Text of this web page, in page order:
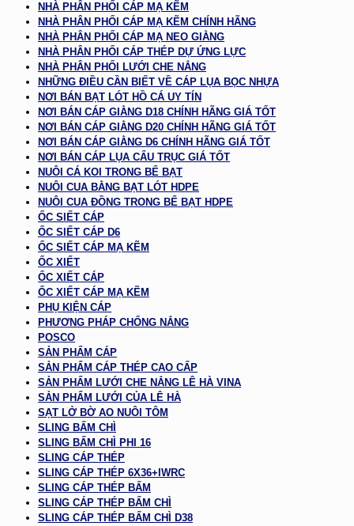
NHÀ PHÂN PHỐI CÁP MẠ KẼM
NHÀ PHÂN PHỐI CÁP MẠ KẼM CHÍNH HÃNG
NHÀ PHÂN PHỐI CÁP MẠ NEO GIẰNG
NHÀ PHÂN PHỐI CÁP THÉP DỰ ỨNG LỰC
NHÀ PHÂN PHỐI LƯỚI CHE NẮNG
NHỮNG ĐIỀU CẦN BIẾT VỀ CÁP LỤA BỌC NHỰA
NƠI BÁN BẠT LÓT HỒ CÁ UY TÍN
NƠI BÁN CÁP GIẰNG D18 CHÍNH HÃNG GIÁ TỐT
NƠI BÁN CÁP GIẰNG D20 CHÍNH HÃNG GIÁ TỐT
NƠI BÁN CÁP GIẰNG D6 CHÍNH HÃNG GIÁ TỐT
NƠI BÁN CÁP LỤA CẨU TRỤC GIÁ TỐT
NUÔI CÁ KOI TRONG BỂ BẠT
NUÔI CUA BẰNG BẠT LÓT HDPE
NUÔI CUA ĐỒNG TRONG BỂ BẠT HDPE
ỐC SIẾT CÁP
ỐC SIẾT CÁP D6
ỐC SIẾT CÁP MẠ KẼM
ỐC XIẾT
ỐC XIẾT CÁP
ỐC XIẾT CÁP MẠ KẼM
PHỤ KIỆN CÁP
PHƯƠNG PHÁP CHỐNG NẮNG
POSCO
SẢN PHẨM CÁP
SẢN PHẨM CÁP THÉP CAO CẤP
SẢN PHẨM LƯỚI CHE NẮNG LÊ HÀ VINA
SẢN PHẨM LƯỚI CỦA LÊ HÀ
SẠT LỞ BỜ AO NUÔI TÔM
SLING BẤM CHÌ
SLING BẤM CHÌ PHI 16
SLING CÁP THÉP
SLING CÁP THÉP 6X36+IWRC
SLING CÁP THÉP BẤM
SLING CÁP THÉP BẤM CHÌ
SLING CÁP THÉP BẤM CHÌ D38